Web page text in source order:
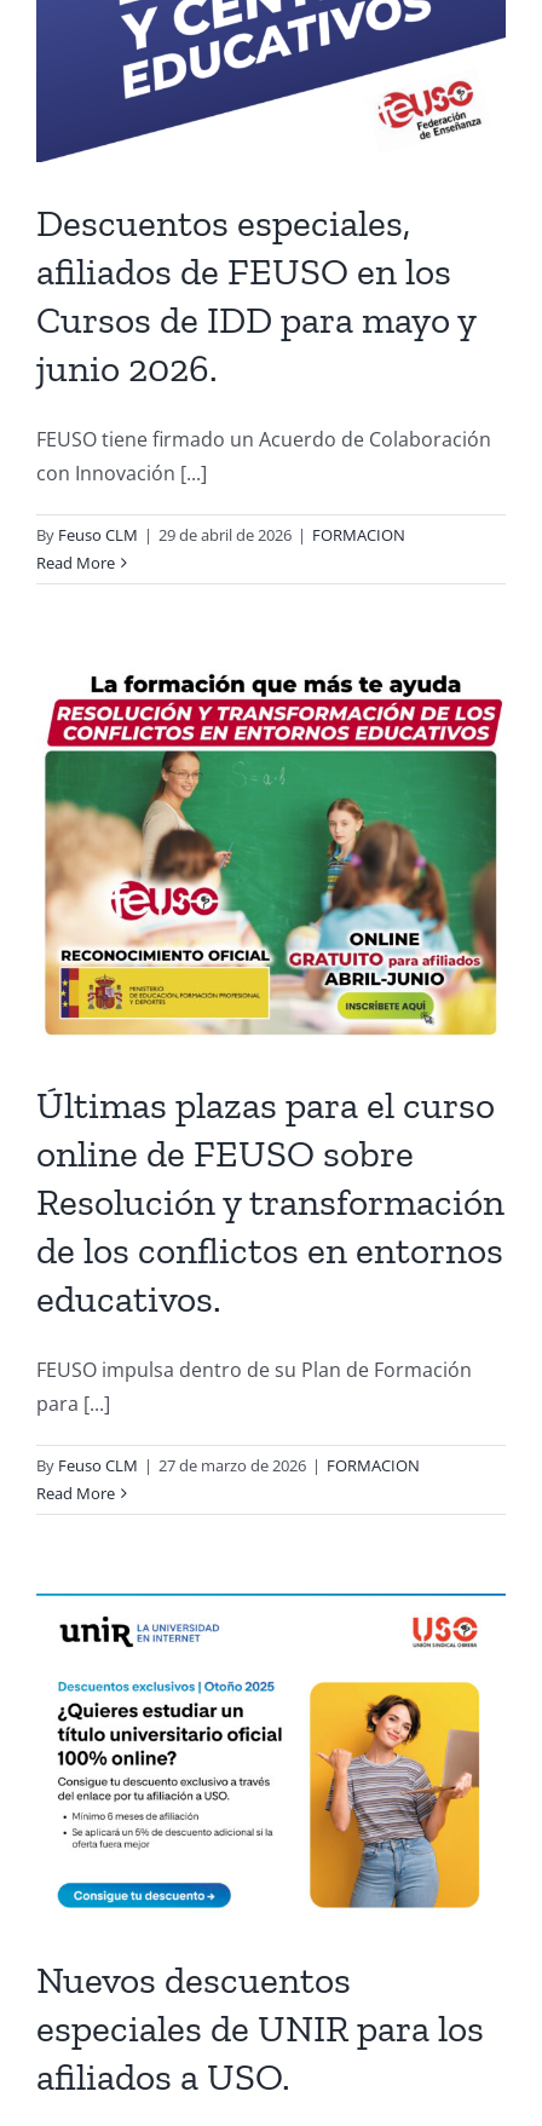
Descuentos especiales,
afiliados de FEUSO en los
Cursos de IDD para mayo y
junio 2026.
FEUSO tiene firmado un Acuerdo de Colaboración
con Innovación [...]
By Feuso CLM | 29 de abril de 2026 | FORMACION
Read More
Últimas plazas para el curso
online de FEUSO sobre
Resolución y transformación
de los conflictos en entornos
educativos.
FEUSO impulsa dentro de su Plan de Formación
para [...]
By Feuso CLM | 27 de marzo de 2026 | FORMACION
Read More
Nuevos descuentos
especiales de UNIR para los
afiliados a USO.